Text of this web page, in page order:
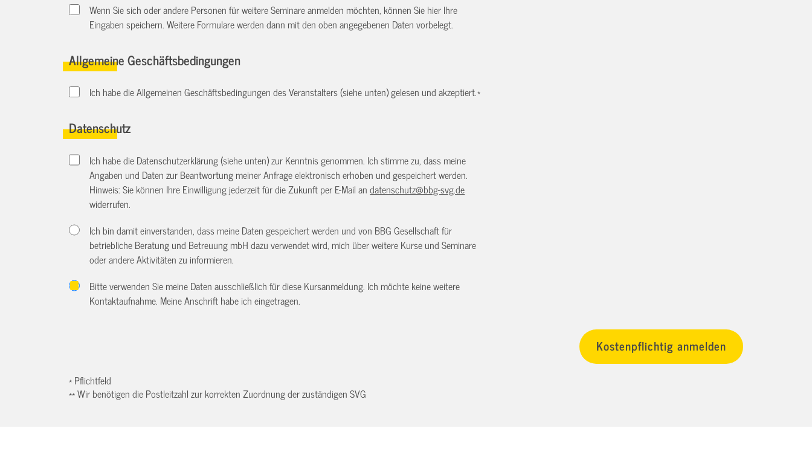
Wenn Sie sich oder andere Personen für weitere Seminare anmelden möchten, können Sie hier Ihre
Eingaben speichern. Weitere Formulare werden dann mit den oben angegebenen Daten vorbelegt.
Allgemeine Geschäftsbedingungen
Ich habe die Allgemeinen Geschäftsbedingungen des Veranstalters (siehe unten) gelesen und akzeptiert.*
Datenschutz
Ich habe die Datenschutzerklärung (siehe unten) zur Kenntnis genommen. Ich stimme zu, dass meine
Angaben und Daten zur Beantwortung meiner Anfrage elektronisch erhoben und gespeichert werden.
Hinweis: Sie können Ihre Einwilligung jederzeit für die Zukunft per E-Mail andatenschutz@bbg-svg.de
widerrufen.
Ich bin damit einverstanden, dass meine Daten gespeichert werden und von BBG Gesellschaft für
betriebliche Beratung und Betreuung mbH dazu verwendet wird, mich über weitere Kurse und Seminare
oder andere Aktivitäten zu informieren.
Bitte verwenden Sie meine Daten ausschließlich für diese Kursanmeldung. Ich möchte keine weitere
Kontaktaufnahme. Meine Anschrift habe ich eingetragen.
* Pflichtfeld
** Wir benötigen die Postleitzahl zur korrekten Zuordnung der zuständigen SVG